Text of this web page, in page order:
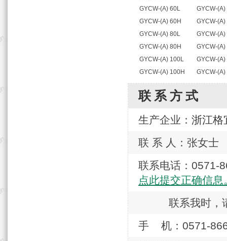
GYCW-(A) 60L
GYCW-(A)
GYCW-(A) 60H
GYCW-(A)
GYCW-(A) 80L
GYCW-(A)
GYCW-(A) 80H
GYCW-(A)
GYCW-(A) 100L
GYCW-
GYCW-(A) 100H
GYCW-
联系方式
生产企业： 浙江格
联 系 人：张女士
联系电话：
点此提交正确信息
联系我时，
手 机：0571-